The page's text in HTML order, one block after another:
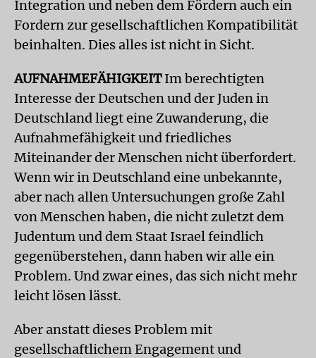
Integration und neben dem Fördern auch ein
Fordern zur gesellschaftlichen Kompatibilität
beinhalten. Dies alles ist nicht in Sicht.
AUFNAHMEFÄHIGKEITIm berechtigten
Interesse der Deutschen und der Juden in
Deutschland liegt eine Zuwanderung, die
Aufnahmefähigkeit und friedliches
Miteinander der Menschen nicht überfordert.
Wenn wir in Deutschland eine unbekannte,
aber nach allen Untersuchungen große Zahl
von Menschen haben, die nicht zuletzt dem
Judentum und dem Staat Israel feindlich
gegenüberstehen, dann haben wir alle ein
Problem. Und zwar eines, das sich nicht mehr
leicht lösen lässt.
Aber anstatt dieses Problem mit
gesellschaftlichem Engagement und